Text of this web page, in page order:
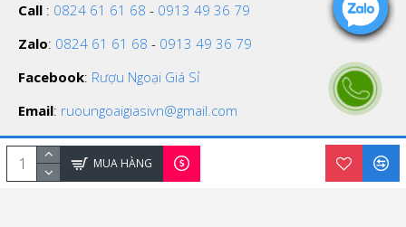
MUA HÀNG
Call : 0824 61 61 68 - 0913 49 36 79
Zalo: 0824 61 61 68 - 0913 49 36 79
Facebook: Rượu Ngoại Giá Sỉ
Email: ruoungoaigiasivn@gmail.com